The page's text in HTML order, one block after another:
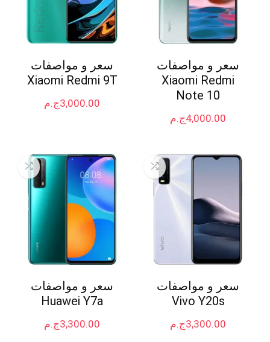
سعر و مواصفات
Xiaomi Redmi
Note 10
ج.م4,000.00
سعر و مواصفات
Xiaomi Redmi 9T
ج.م3,000.00
سعر و مواصفات
Vivo Y20s
ج.م3,300.00
سعر و مواصفات
Huawei Y7a
ج.م3,300.00